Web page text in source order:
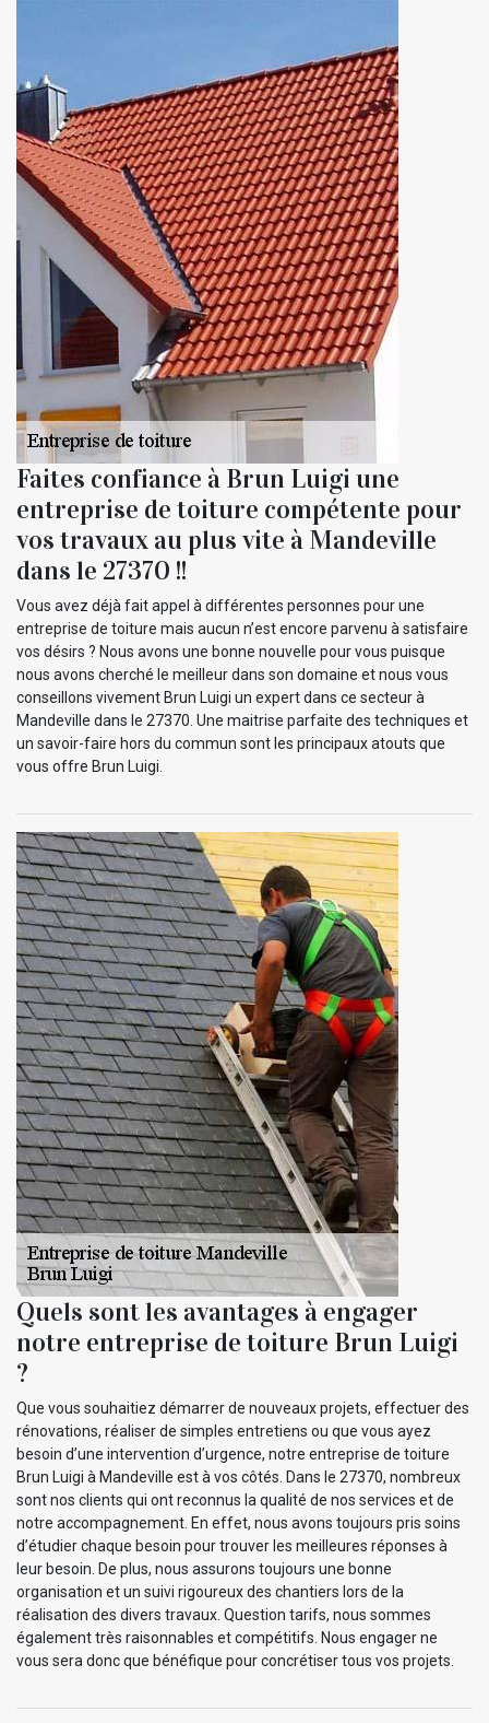
Faites confiance à Brun Luigi une
entreprise de toiture compétente pour
vos travaux au plus vite à Mandeville
dans le 27370 !!
Vous avez déjà fait appel à différentes personnes pour une
entreprise de toiture mais aucun n’est encore parvenu à satisfaire
vos désirs ? Nous avons une bonne nouvelle pour vous puisque
nous avons cherché le meilleur dans son domaine et nous vous
conseillons vivement Brun Luigi un expert dans ce secteur à
Mandeville dans le 27370. Une maitrise parfaite des techniques et
un savoir-faire hors du commun sont les principaux atouts que
vous offre Brun Luigi.
Quels sont les avantages à engager
notre entreprise de toiture Brun Luigi
?
Que vous souhaitiez démarrer de nouveaux projets, effectuer des
rénovations, réaliser de simples entretiens ou que vous ayez
besoin d’une intervention d’urgence, notre entreprise de toiture
Brun Luigi à Mandeville est à vos côtés. Dans le 27370, nombreux
sont nos clients qui ont reconnus la qualité de nos services et de
notre accompagnement. En effet, nous avons toujours pris soins
d’étudier chaque besoin pour trouver les meilleures réponses à
leur besoin. De plus, nous assurons toujours une bonne
organisation et un suivi rigoureux des chantiers lors de la
réalisation des divers travaux. Question tarifs, nous sommes
également très raisonnables et compétitifs. Nous engager ne
vous sera donc que bénéfique pour concrétiser tous vos projets.